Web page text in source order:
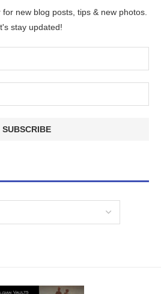
new blog posts, tips & new photos.
stay updated!